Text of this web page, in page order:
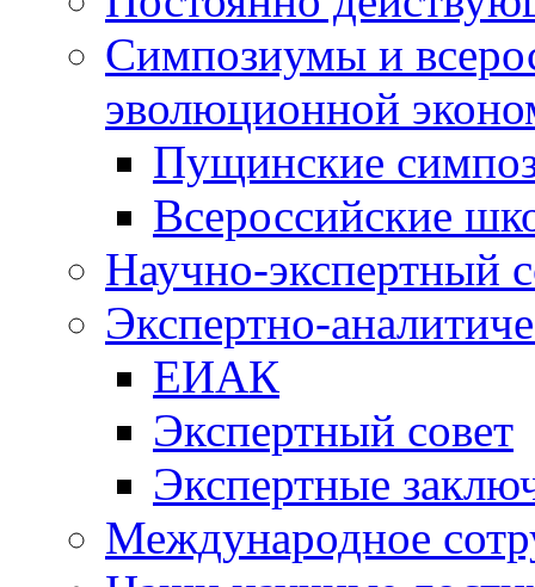
Симпозиумы и
эволюционной
Пущинские
Всероссийские
Научно-экспертный
Экспертно-
ЕИАК
Экспертный совет
Экспертные
Международное